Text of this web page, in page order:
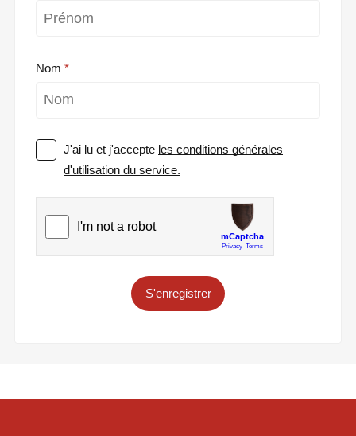
Nom
J'ai lu et j'accepte les conditions générales
d'utilisation du service.
S'enregistrer